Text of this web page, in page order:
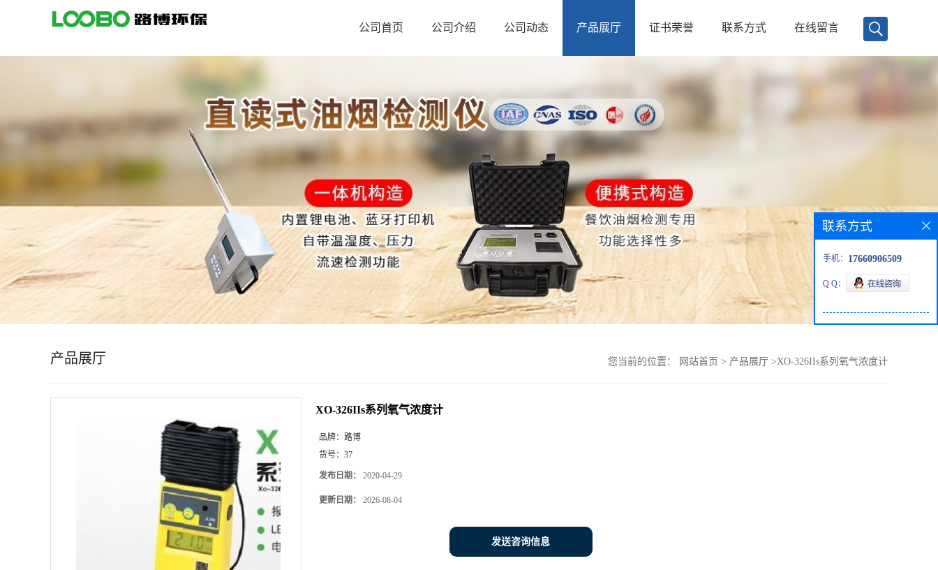
首
公司首页 公司介绍 公司动态 产品展厅 证书荣誉 联系方式 在线留言
产品展厅 您当前的位置： 网站首页 > 产品展厅 >XO-326IIs系列氧气浓度计
XO-326IIs系列氧气浓度计
品牌： 路博
货号： 37
发布日期： 2020-04-29
更新日期： 2026-08-04
发送咨询信息
联系方式
手机： 17660906509
Q Q：